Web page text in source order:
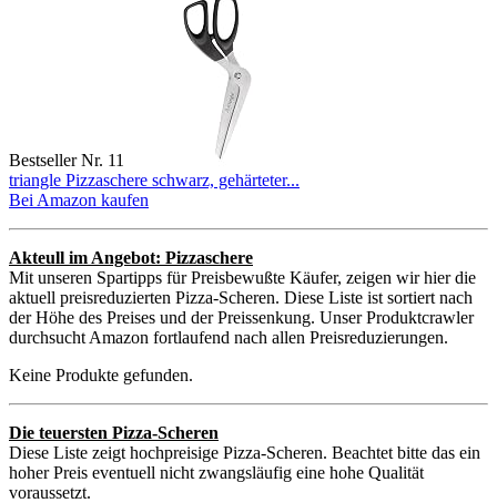
Bestseller Nr. 11
triangle Pizzaschere schwarz, gehärteter...
Bei Amazon kaufen
Akteull im Angebot: Pizzaschere
Mit unseren Spartipps für Preisbewußte Käufer, zeigen wir hier die
aktuell preisreduzierten Pizza-Scheren. Diese Liste ist sortiert nach
der Höhe des Preises und der Preissenkung. Unser Produktcrawler
durchsucht Amazon fortlaufend nach allen Preisreduzierungen.
Keine Produkte gefunden.
Die teuersten Pizza-Scheren
Diese Liste zeigt hochpreisige Pizza-Scheren. Beachtet bitte das ein
hoher Preis eventuell nicht zwangsläufig eine hohe Qualität
voraussetzt.